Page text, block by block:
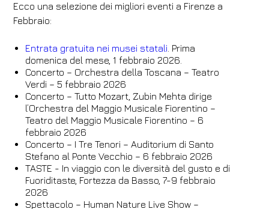
Ecco una selezione dei migliori eventi a Firenze a
Febbraio:
Entrata gratuita nei musei statali . Prima
domenica del mese, 1 febbraio 2026.
Concerto – Orchestra della Toscana – Teatro
Verdi – 5 febbraio 2026
Concerto – Tutto Mozart, Zubin Mehta dirige
l’Orchestra del Maggio Musicale Fiorentino –
Teatro del Maggio Musicale Fiorentino – 6
febbraio 2026
Concerto – I Tre Tenori – Auditorium di Santo
Stefano al Ponte Vecchio – 6 febbraio 2026
TASTE - In viaggio con le diversità del gusto e di
Fuoriditaste , Fortezza da Basso, 7-9 febbraio
2026
Spettacolo – Human Nature Live Show –